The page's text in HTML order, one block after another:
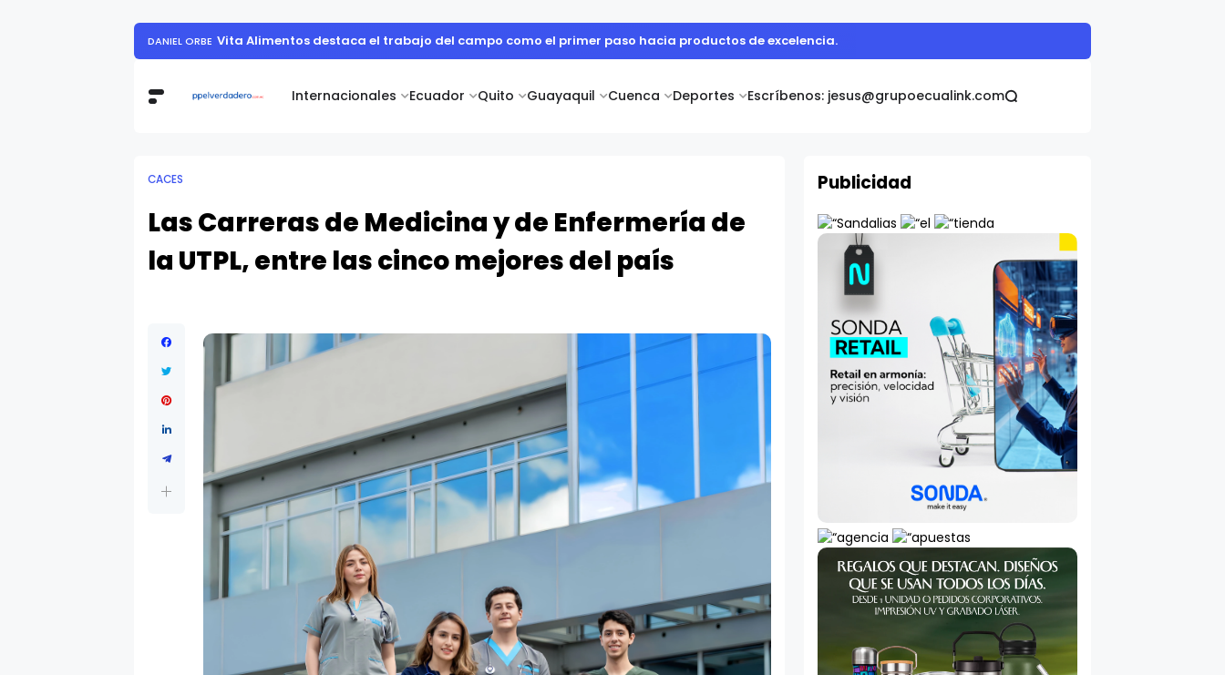
Internacionales Ecuador Quito Guayaquil Cuenca Deportes Escríbenos: jesus@grupoecualink.com
Muestra de arte contemporáneo reunió a cuerpo diplomático y artistas nacionales en la Academia Diplomática Galo Plaza
CACES
Las Carreras de Medicina y de Enfermería de
la UTPL, entre las cinco mejores del país
Publicidad